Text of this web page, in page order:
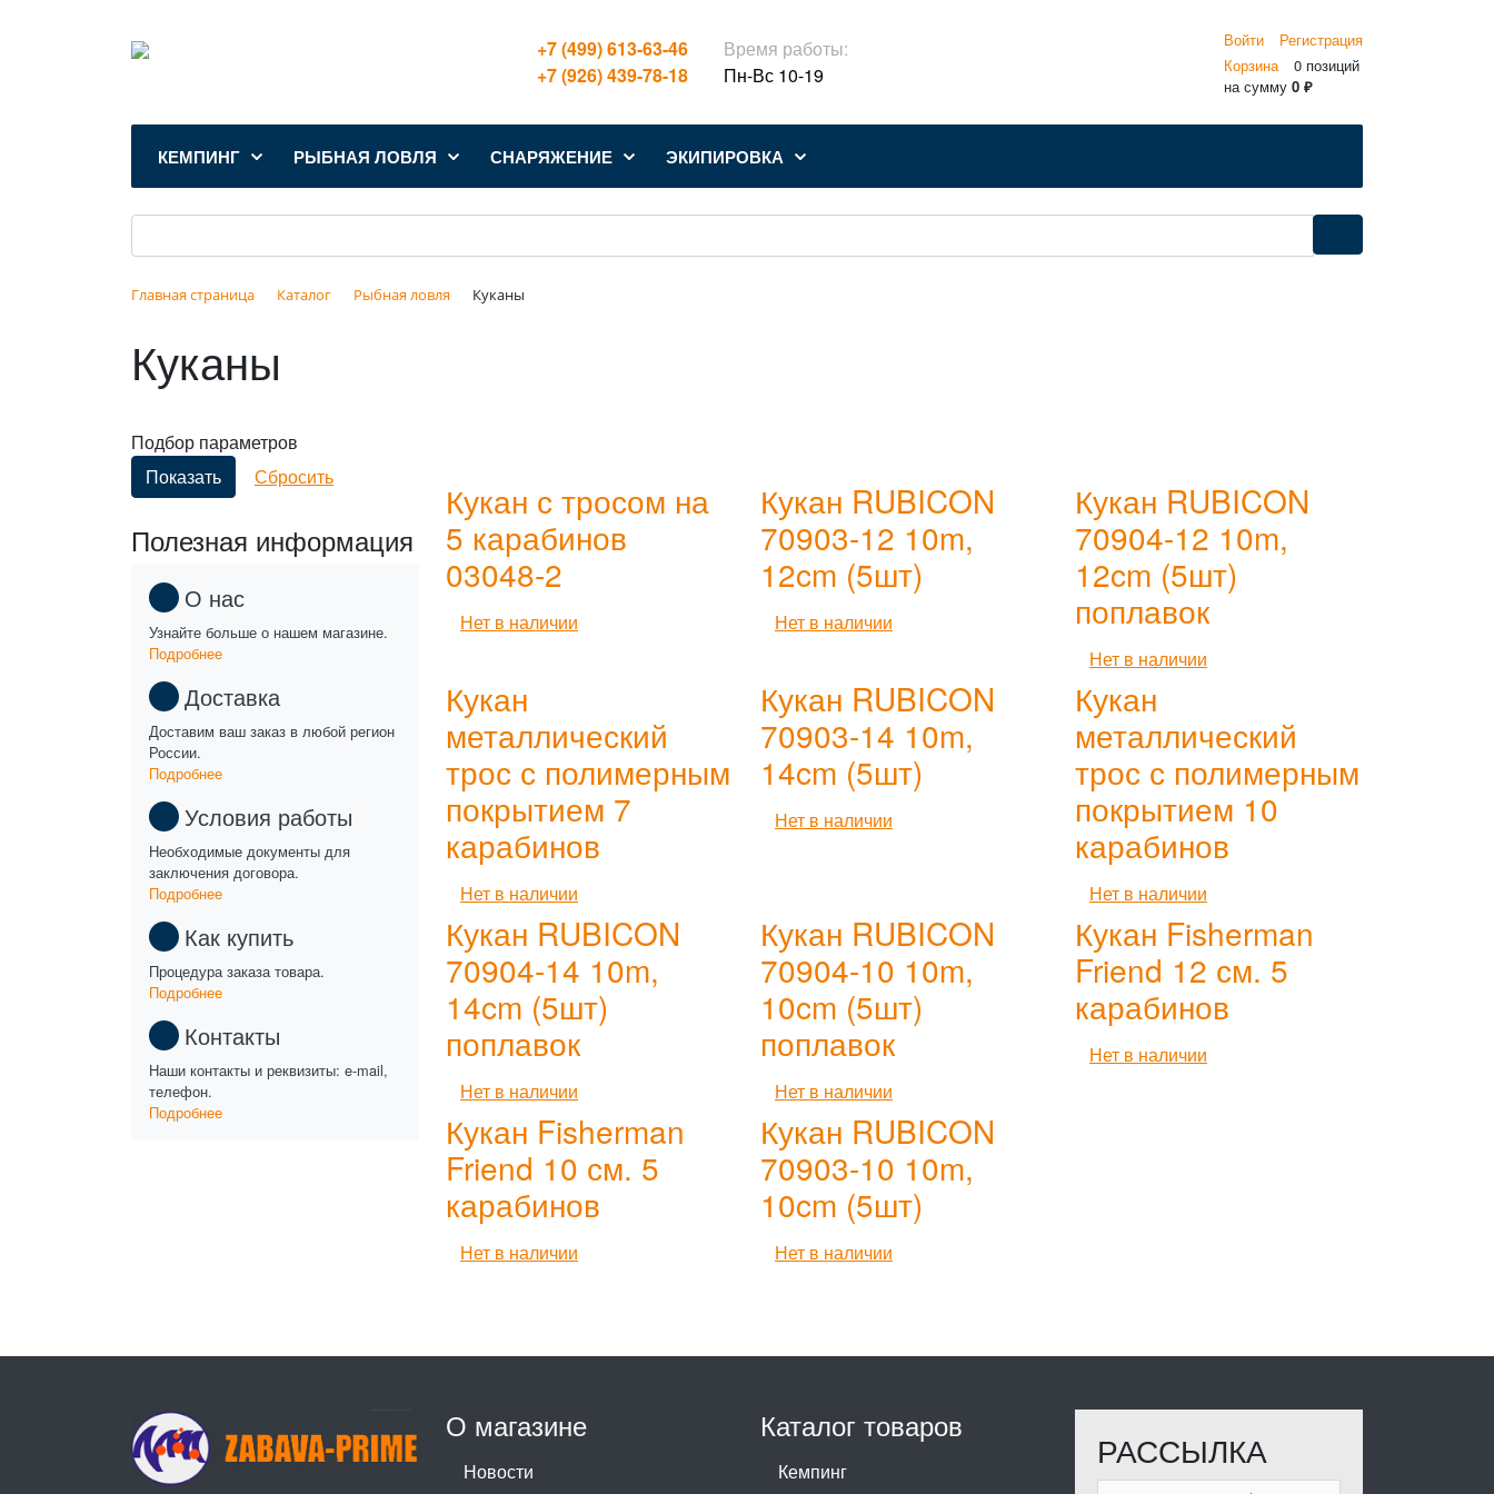
Войти
Регистрация
Корзина
0 позиций
на сумму 0 ₽
+7 (499) 613-63-46
+7 (926) 439-78-18
Время работы:
Пн-Вс 10-19
КЕМПИНГ РЫБНАЯ ЛОВЛЯ СНАРЯЖЕНИЕ ЭКИПИРОВКА
Главная страница Каталог Рыбная ловля Куканы
Куканы
Подбор параметров
Полезная информация
О нас
Узнайте больше о нашем магазине.
Подробнее
Доставка
Доставим ваш заказ в любой регион
России.
Подробнее
Условия работы
Необходимые документы для
заключения договора.
Подробнее
Как купить
Процедура заказа товара.
Подробнее
Контакты
Наши контакты и реквизиты: e-mail,
телефон.
Подробнее
Кукан с тросом на
5 карабинов
03048-2
Нет в наличии
Кукан RUBICON
70903-12 10m,
12cm (5шт)
Нет в наличии
Кукан RUBICON
70904-12 10m,
12cm (5шт)
поплавок
Нет в наличии
Кукан
металлический
трос с полимерным
покрытием 7
карабинов
Нет в наличии
Кукан RUBICON
70903-14 10m,
14cm (5шт)
Нет в наличии
Кукан
металлический
трос с полимерным
покрытием 10
карабинов
Нет в наличии
Кукан RUBICON
70904-14 10m,
14cm (5шт)
поплавок
Нет в наличии
Кукан RUBICON
70904-10 10m,
10cm (5шт)
поплавок
Нет в наличии
Кукан Fisherman
Friend 12 см. 5
карабинов
Нет в наличии
Кукан Fisherman
Friend 10 см. 5
карабинов
Нет в наличии
Кукан RUBICON
70903-10 10m,
10cm (5шт)
Нет в наличии
О магазине
Новости
Каталог товаров
Кемпинг РАССЫЛКА